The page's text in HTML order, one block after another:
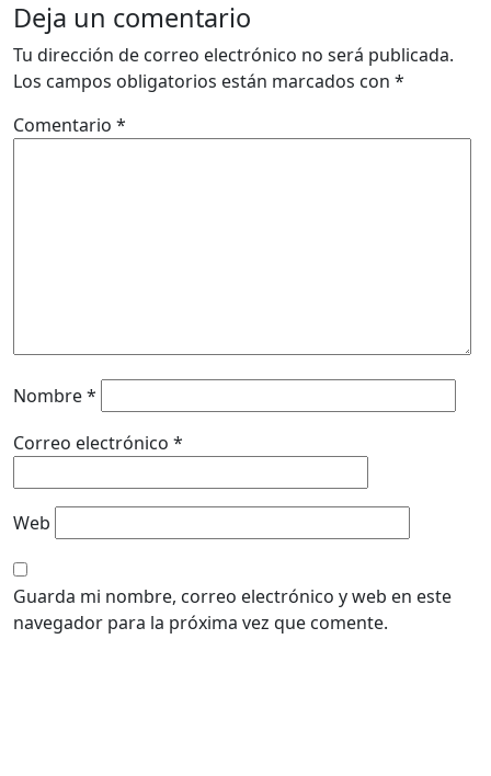
Deja un comentario
Tu dirección de correo electrónico no será publicada.
Los campos obligatorios están marcados con *
Comentario *
Nombre*
Correo electrónico *
Web
Guarda mi nombre, correo electrónico y web en este
navegador para la próxima vez que comente.